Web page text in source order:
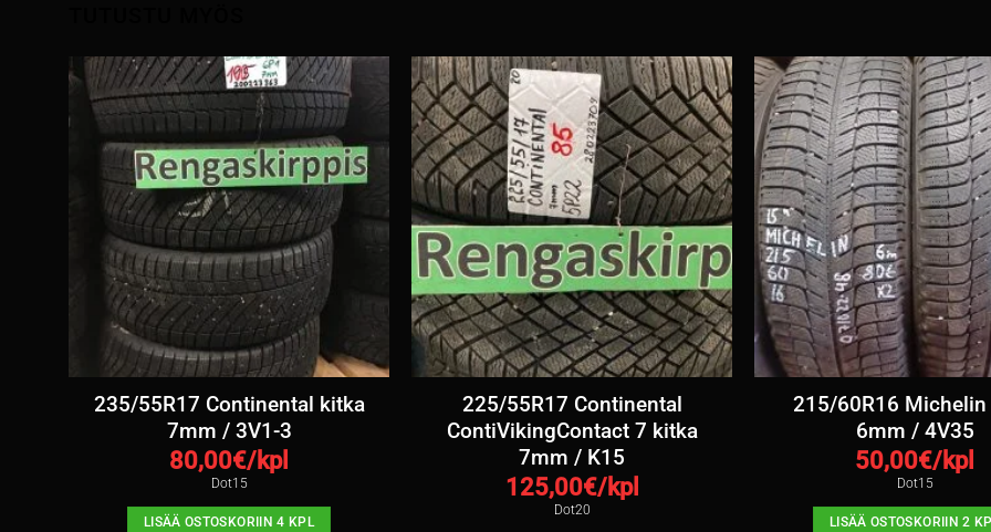
235/55R17 Continental kitka
7mm / 3V1-3
80,00€/kpl
Dot15
LISÄÄ OSTOSKORIIN 4 KPL
225/55R17 Continental
ContiVikingContact 7 kitka
7mm / K15
125,00€/kpl
Dot20
215/60R16 Michelin
6mm / 4V35
50,00€/kpl
Dot15
LISÄÄ OSTOSKORIIN 2